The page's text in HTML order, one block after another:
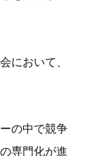
において、
の中で競争
専門化が進